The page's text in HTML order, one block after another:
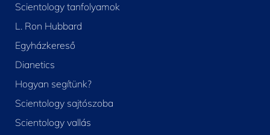
Scientology tanfolyamok
L. Ron Hubbard
Egyházkereső
Dianetics
Hogyan segítünk?
Scientology sajtószoba
Scientology vallás